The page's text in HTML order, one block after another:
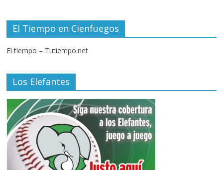
El Tiempo en Cienfuegos
El tiempo – Tutiempo.net
Los Elefantes